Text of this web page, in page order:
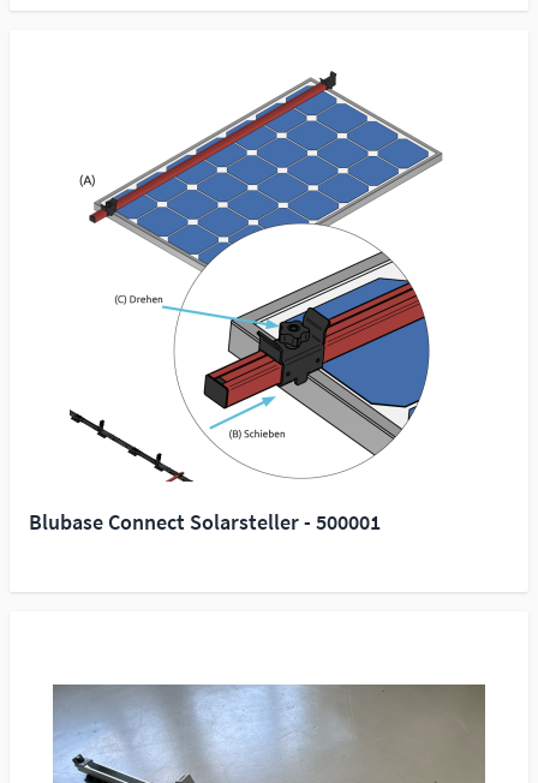
Blubase Connect Solarsteller - 500001